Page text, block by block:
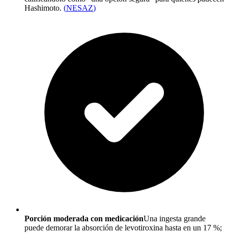
Hashimoto. (NESAZ)
Porción moderada con medicaciónUna ingesta grande
puede demorar la absorción de levotiroxina hasta en un 17 %;